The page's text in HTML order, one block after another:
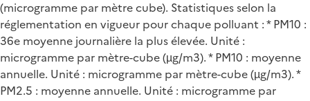
(microgramme par mètre cube). Statistiques selon la
réglementation en vigueur pour chaque polluant : * PM10 :
36e moyenne journalière la plus élevée. Unité :
microgramme par mètre-cube (µg/m3). * PM10 : moyenne
annuelle. Unité : microgramme par mètre-cube (µg/m3). *
PM2.5 : moyenne annuelle. Unité : microgramme par